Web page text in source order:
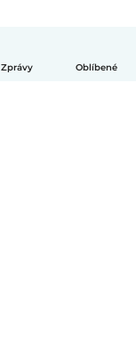
Zprávy Oblíbené